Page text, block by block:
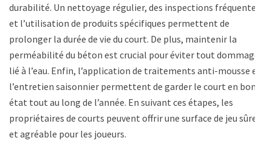
durabilité. Un nettoyage régulier, des inspections fréquentes,
et l’utilisation de produits spécifiques permettent de
prolonger la durée de vie du court. De plus, maintenir la
perméabilité du béton est crucial pour éviter tout dommage
lié à l’eau. Enfin, l’application de traitements anti-mousse et
l’entretien saisonnier permettent de garder le court en bon
état tout au long de l’année. En suivant ces étapes, les
propriétaires de courts peuvent offrir une surface de jeu sûre
et agréable pour les joueurs.